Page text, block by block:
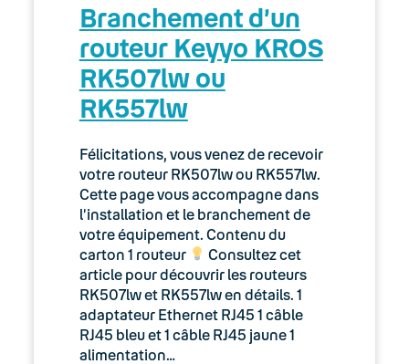
Branchement d’un
routeur Keyyo KROS
RK507lw ou
RK557lw
Félicitations, vous venez de recevoir
votre routeur RK507lw ou RK557lw.
Cette page vous accompagne dans
l’installation et le branchement de
votre équipement. Contenu du
carton 1 routeur
Consultez cet
article pour découvrir les routeurs
RK507lw et RK557lw en détails. 1
adaptateur Ethernet RJ45 1 câble
RJ45 bleu et 1 câble RJ45 jaune 1
alimentation…